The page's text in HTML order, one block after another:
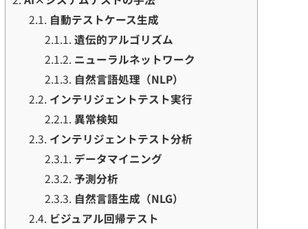
2.1. 自動テストケース生成
2.1.1.遺伝的アルゴリズム
2.1.2. ニューラルネットワーク
2.1.3. 自然言語処理（NLP）
2.2. インテリジェントテスト実行
2.2.1.異常検知
2.3. インテリジェントテスト分析
2.3.1. データマイニング
2.3.2.予測分析
2.3.3. 自然言語生成（NLG）
2.4. ビジュアル回帰テスト